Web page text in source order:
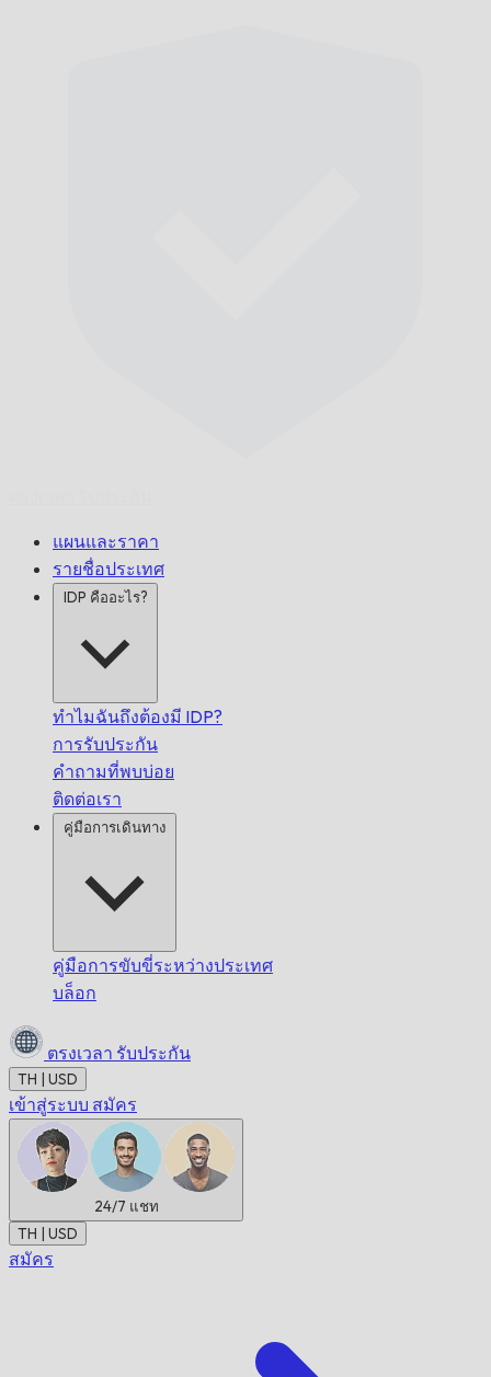
แผนและราคา
รายชื่อประเทศ
IDP คืออะไร?
ทำไมฉันถึงต้องมี IDP?
การรับประกัน
คำถามที่พบบ่อย
ติดต่อเรา
คู่มือการเดินทาง
คู่มือการขับขี่ระหว่างประเทศ
บล็อก
ตรงเวลา รับประกัน
TH | USD
เข้าสู่ระบบ สมัคร
24/7 แชท
TH | USD
สมัคร